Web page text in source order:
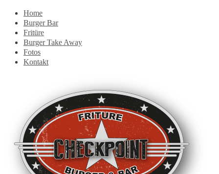
Home
Burger Bar
Fritüre
Burger Take Away
Fotos
Kontakt